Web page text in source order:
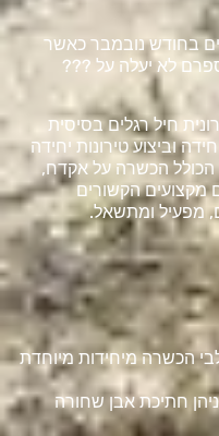
בחודש נובמבר כאשר
לא יעלה על ???
חיל רגלים בסיסית
וביצוע טירונות יחידה
הכולל הכשרה על אקדח,
מקצועים הקשורים
מפעיל ומתשאל.
הכשרה מיחידות מיוחדת
חתיכת אבן שחורה